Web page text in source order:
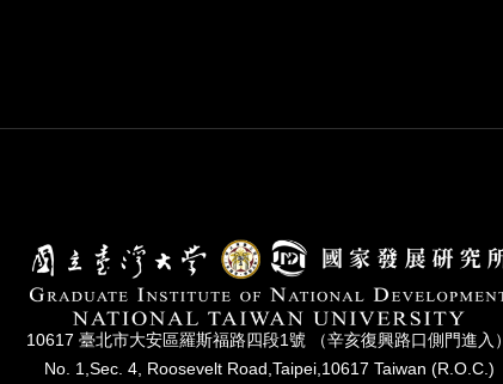
10617 臺北市⼤安區羅斯福路四段1號 （辛亥復興路⼝側⾨進入）
No. 1,Sec. 4, Roosevelt Road,Taipei,10617 Taiwan (R.O.C.)